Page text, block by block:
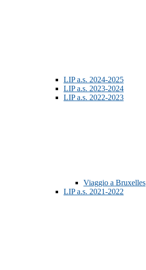
LIP a.s. 2024-2025
LIP a.s. 2023-2024
LIP a.s. 2022-2023
Viaggio a Bruxelles
LIP a.s. 2021-2022